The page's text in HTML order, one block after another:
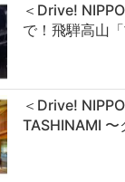
＜Drive!
で！飛騨高山
＜Drive!
TASHINAMI